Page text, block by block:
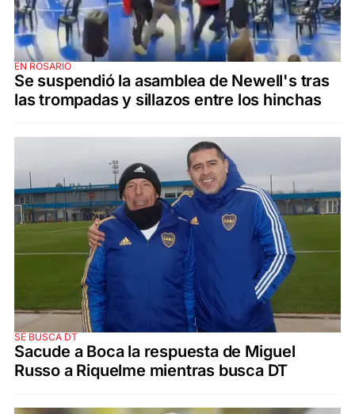
EN ROSARIO
Se suspendió la asamblea de Newell's tras
las trompadas y sillazos entre los hinchas
SE BUSCA DT
Sacude a Boca la respuesta de Miguel
Russo a Riquelme mientras busca DT